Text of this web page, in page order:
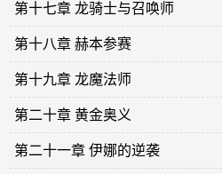
第十七章 龙骑士与召唤师
第十八章 赫本参赛
第十九章 龙魔法师
第二十章 黄金奥义
第二十一章 伊娜的逆袭